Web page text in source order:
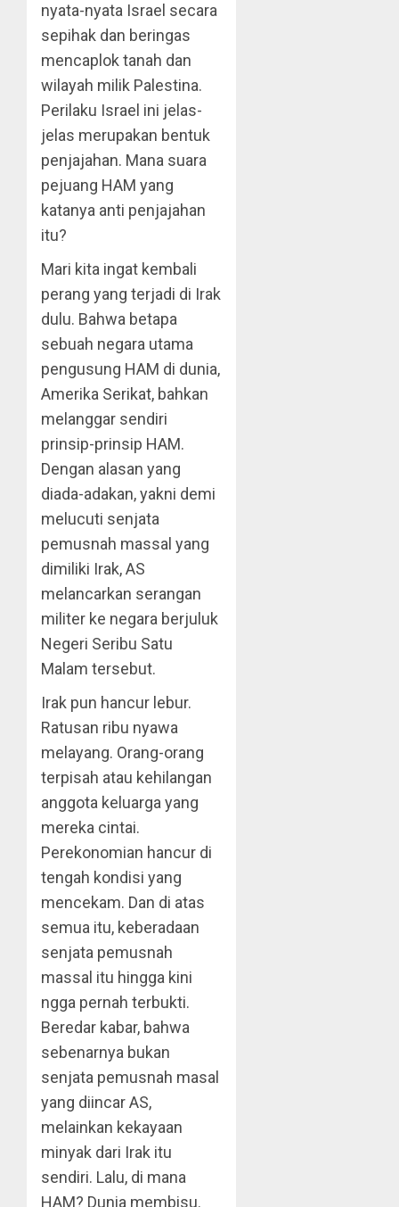
nyata-nyata Israel secara
sepihak dan beringas
mencaplok tanah dan
wilayah milik Palestina.
Perilaku Israel ini jelas-
jelas merupakan bentuk
penjajahan. Mana suara
pejuang HAM yang
katanya anti penjajahan
itu?
Mari kita ingat kembali
perang yang terjadi di Irak
dulu. Bahwa betapa
sebuah negara utama
pengusung HAM di dunia,
Amerika Serikat, bahkan
melanggar sendiri
prinsip-prinsip HAM.
Dengan alasan yang
diada-adakan, yakni demi
melucuti senjata
pemusnah massal yang
dimiliki Irak, AS
melancarkan serangan
militer ke negara berjuluk
Negeri Seribu Satu
Malam tersebut.
Irak pun hancur lebur.
Ratusan ribu nyawa
melayang. Orang-orang
terpisah atau kehilangan
anggota keluarga yang
mereka cintai.
Perekonomian hancur di
tengah kondisi yang
mencekam. Dan di atas
semua itu, keberadaan
senjata pemusnah
massal itu hingga kini
ngga pernah terbukti.
Beredar kabar, bahwa
sebenarnya bukan
senjata pemusnah masal
yang diincar AS,
melainkan kekayaan
minyak dari Irak itu
sendiri. Lalu, di mana
HAM? Dunia membisu.